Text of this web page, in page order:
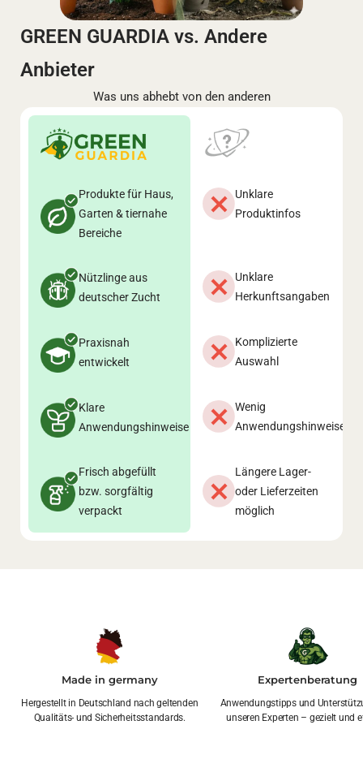
GREEN GUARDIA vs. Andere
Anbieter
Was uns abhebt von den anderen
Produkte für Haus,
Garten & tiernahe
Bereiche
Unklare
Produktinfos
Nützlinge aus
deutscher Zucht
Unklare
Herkunftsangaben
Praxisnah
entwickelt
Komplizierte
Auswahl
Klare
Anwendungshinweise
Wenig
Anwendungshinweise
Frisch abgefüllt
bzw. sorgfältig
verpackt
Längere Lager-
oder Lieferzeiten
möglich
Made in germany
Hergestellt in Deutschland nach geltenden
Qualitäts- und Sicherheitsstandards.
Expertenberatung
Anwendungstipps und
unseren Experten – gezielt und